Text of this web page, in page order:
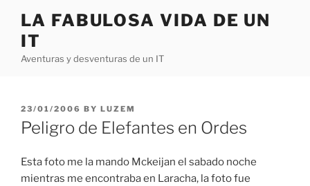
content
LA FABULOSA VIDA DE UN
IT
Aventuras y desventuras de un IT
POSTED
ON
23/01/2006 BY LUZEM
Peligro de Elefantes en Ordes
Esta foto me la mando Mckeijan el sabado noche
mientras me encontraba en Laracha, la foto fue